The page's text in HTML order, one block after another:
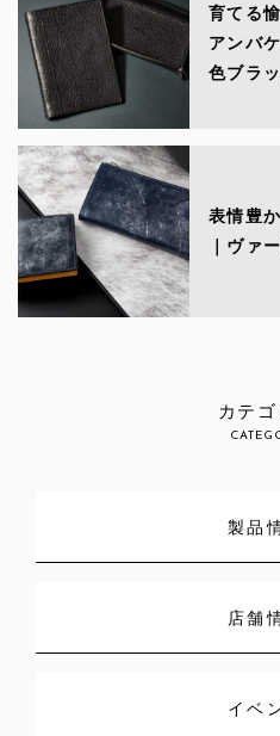
育てる
アンバ
色ブラ
表情豊
｜ヴァ
カテゴ
製品
店舗
イベ